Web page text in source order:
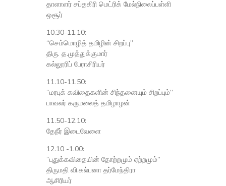
தாளாளர் சப்தகிரி மெட்ரிக் மேல்நிலைப்பள்ளி
ஒசூர்
10.30-11.10:
“செம்மொழித் தமிழின் சிறப்பு”
திரு. த.முத்துக்குமார்
கல்லூரிப் பேராசிரியர்
11.10-11.50:
“மரபுக் கவிதைகளின் சிந்தனையும் சிறப்பும்”
பாவலர் கருமலைத் தமிழாழன்
11.50-12.10:
தேநீர் இடைவேளை
12.10 -1.00:
“புதுக்கவிதையின் தோற்றமும் ஏற்றமும்”
திருமதி வி.கல்பனா தர்மேந்திரா
ஆசிரியர்